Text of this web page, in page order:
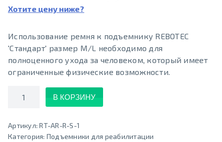
Хотите цену ниже?
Использование ремня к подъемнику REBOTEC
'Стандарт' размер М/L необходимо для
полноценного ухода за человеком, который имеет
ограниченные физические возможности.
Количество
В КОРЗИНУ
Артикул:RT-AR-R-S-1
Категория: Подъемники для реабилитации